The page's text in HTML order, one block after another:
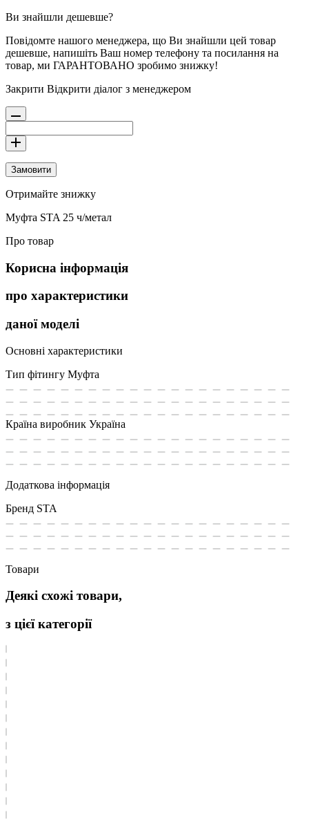
Ви знайшли дешевше?
Повідомте нашого менеджера, що Ви знайшли цей товар
дешевше, напишіть Ваш номер телефону та посилання на
товар, ми ГАРАНТОВАНО зробимо знижку!
Закрити Відкрити діалог з менеджером
Замовити
Отримайте знижку
Муфта STA 25 ч/метал
Про товар
Корисна інформація
про характеристики
даної моделі
Основні характеристики
Тип фітингу Муфта
Країна виробник Україна
Додаткова інформація
Бренд STA
Товари
Деякі схожі товари,
з цієї категорії